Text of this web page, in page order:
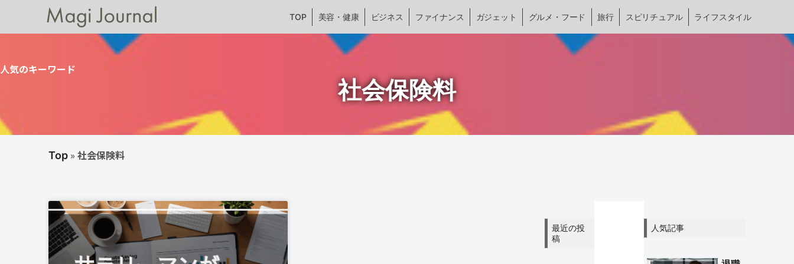
TOP 美容・健康 ビジネス ファイナンス ガジェット グルメ・フード 旅行 スピリチュアル ライフスタイル
人気のキーワード
社会保険料
Top » 社会保険料
最近の投
稿
人気記事